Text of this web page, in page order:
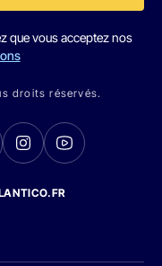
que vous acceptez nos
droits réservés.